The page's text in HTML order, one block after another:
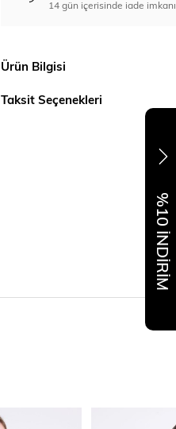
14 gün içerisinde iade imkanı
Ürün Bilgisi
Taksit Seçenekleri
%10 İNDİRİM